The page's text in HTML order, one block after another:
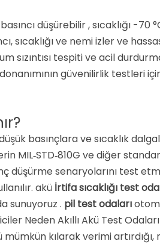
düşürebilir, sıcaklığı -70
sıcaklığı ve nemi izler ve
sızıntısı tespiti ve acil
güvenilirlik testleri
basınçlara ve sıcaklık
MIL‑STD‑810G ve diğer
düşürme senaryolarını test
akü İrtifa sıcaklığı test
sunuyoruz . pil test odaları
Neden Akıllı Akü Test
kılarak verimi